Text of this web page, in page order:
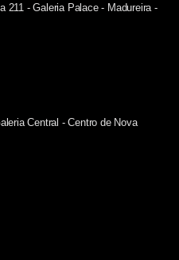
211 - Galeria Palace - Madureira -
Central - Centro de Nova